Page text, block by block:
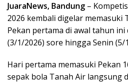
JuaraNews, Bandung –
2026 kembali digelar memasuki
Pekan pertama di awal tahun ini
(3/1/2026) sore hingga Senin (5/
Hari pertama memasuki Pekan
sepak bola Tanah Air langsung